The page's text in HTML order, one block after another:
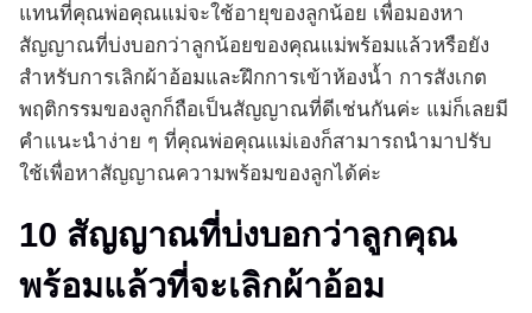
แทนที่คุณพ่อคุณแม่จะใช้อายุของลูกน้อย เพื่อมองหา
สัญญาณที่บ่งบอกว่าลูกน้อยของคุณแม่พร้อมแล้วหรือยัง
สำหรับการเลิกผ้าอ้อมและฝึกการเข้าห้องน้ำ การสังเกต
พฤติกรรมของลูกก็ถือเป็นสัญญาณที่ดีเช่นกันค่ะ แม่ก็เลยมี
คำแนะนำง่าย ๆ ที่คุณพ่อคุณแม่เองก็สามารถนำมาปรับ
ใช้เพื่อหาสัญญาณความพร้อมของลูกได้ค่ะ
10 สัญญาณที่บ่งบอกว่าลูกคุณ
พร้อมแล้วที่จะเลิกผ้าอ้อม